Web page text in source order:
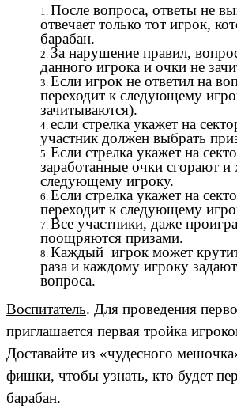
После вопроса, ответы не
отвечает только тот игрок,
барабан.
За нарушение правил,
данного игрока и очки не
Если игрок не ответил на
переходит к следующему
зачитываются).
если стрелка укажет на
участник должен выбрать
Если стрелка укажет на
заработанные очки сгорают и
следующему игроку.
Если стрелка укажет на
переходит к следующему
Все участники, даже
поощряются призами.
Каждый игрок может
раза и каждому игроку
вопроса.
Воспитатель. Для проведения
приглашается первая тройка
Доставайте из «чудесного
фишки, чтобы узнать, кто будет
барабан.